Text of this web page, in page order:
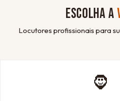
ESCOLHA A
Locutores profissionais para
🧔